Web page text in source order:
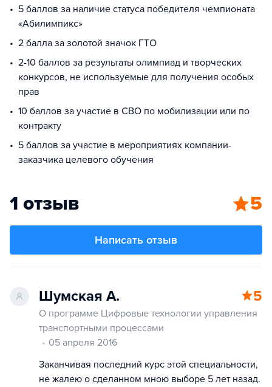
5 баллов за наличие статуса победителя чемпионата
«Абилимпикс»
2 балла за золотой значок ГТО
2-10 баллов за результаты олимпиад и творческих
конкурсов, не используемые для получения особых
прав
10 баллов за участие в СВО по мобилизации или по
контракту
5 баллов за участие в мероприятиях компании-
заказчика целевого обучения
1 отзыв 5
Написать отзыв
Шумская А. 5
О программе Цифровые технологии управления
транспортными процессами
05 апреля 2016
Заканчивая последний курс этой специальности,
не жалею о сделанном мною выборе 5 лет назад.